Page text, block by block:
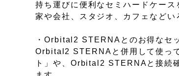
持ち運びに便利なセミハードケース
家や会社、スタジオ、カフェなどい
・Orbital2 STERNAとのお得なセ
Orbital2 STERNAと併用して使っ
ト」や、Orbital2 STERNAと接続